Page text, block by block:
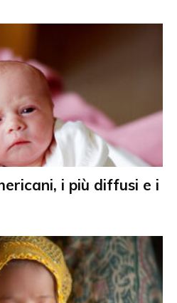
i più diffusi e i